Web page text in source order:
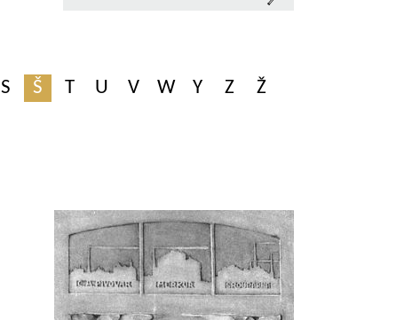
S Š T U V W Y Z Ž